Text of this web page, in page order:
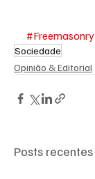
#Freemasonry
Sociedade
Opinião & Editorial
Posts recentes